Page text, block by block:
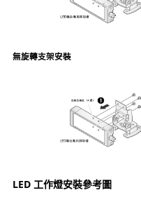
無旋轉支架安裝
LED 工作燈安裝參考圖